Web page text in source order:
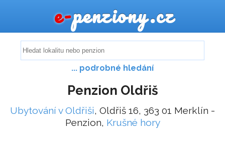
e-penziony.cz
... podrobné hledání
Penzion Oldřiš
Ubytování v Oldřiši, Oldřiš 16, 363 01 Merklín -
Penzion, Krušné hory